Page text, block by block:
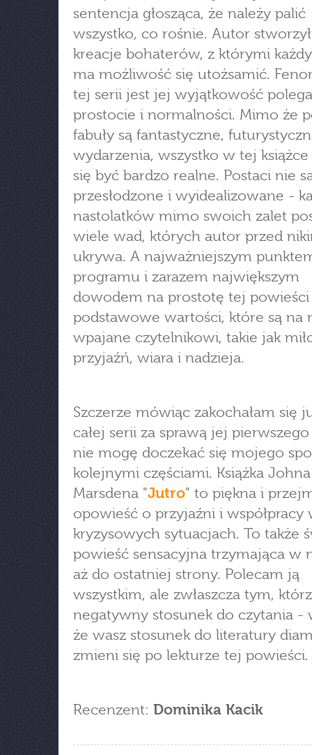
sentencja głosząca, że należy palić
wszystko, co rośnie. Autor
kreacje bohaterów, z którymi
ma możliwość się utożsamić.
tej serii jest jej wyjątkowość
prostocie i normalności. Mimo że
fabuły są fantastyczne,
wydarzenia, wszystko w tej
się być bardzo realne. Postaci nie
przesłodzone i wyidealizowane -
nastolatków mimo swoich zalet
wiele wad, których autor przed
ukrywa. A najważniejszym
programu i zarazem największym
dowodem na prostotę tej powieści
podstawowe wartości, które są na
wpajane czytelnikowi, takie jak
przyjaźń, wiara i nadzieja.
Szczerze mówiąc zakochałam się
całej serii za sprawą jej
nie mogę doczekać się mojego
kolejnymi częściami. Książka Johna
Marsdena "Jutro" to piękna i
opowieść o przyjaźni i współpracy
kryzysowych sytuacjach. To także
powieść sensacyjna trzymająca w
aż do ostatniej strony. Polecam ją
wszystkim, ale zwłaszcza tym,
negatywny stosunek do czytania -
że wasz stosunek do literatury
zmieni się po lekturze tej powieści.
Recenzent: Dominika Kacik